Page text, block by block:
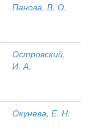
Панова, В. О.
Островский,
И. А.
Окунева, Е. Н.